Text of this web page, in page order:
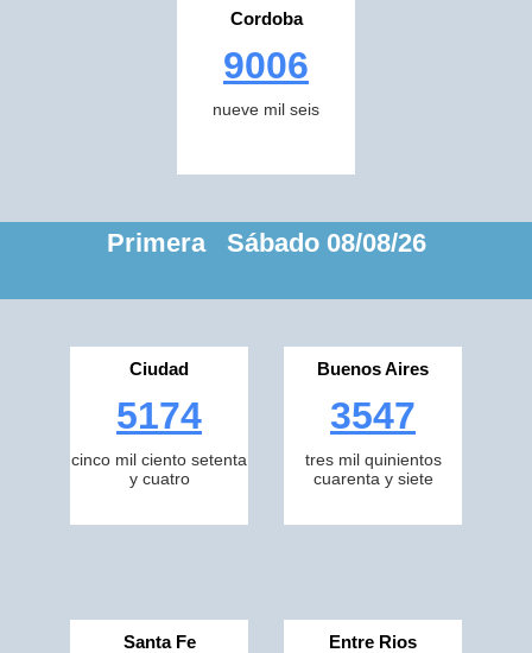
Cordoba
9006
nueve mil seis
Primera Sábado 08/08/26
Ciudad
5174
cinco mil ciento setenta
y cuatro
Buenos Aires
3547
tres mil quinientos
cuarenta y siete
Santa Fe Entre Rios